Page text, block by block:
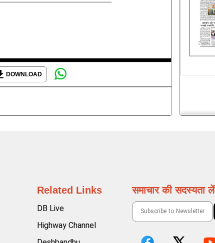
DOWNLOAD
Related Links
DB Live
Highway Channel
समाचार की सदस्यता लें